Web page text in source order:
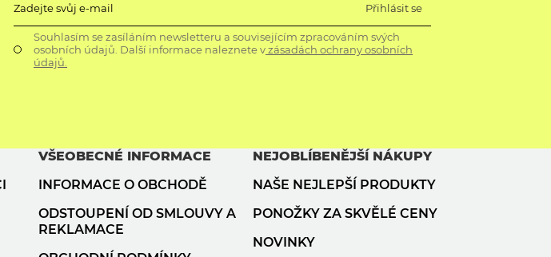
Zadejte svůj e-mail Přihlásit se
Souhlasím se zasíláním newsletteru a souvisejícím zpracováním svých
osobních údajů. Další informace naleznete vzásadách ochrany osobních
údajů.
VŠEOBECNÉ INFORMACE
INFORMACE O OBCHODĚ
ODSTOUPENÍ OD SMLOUVY A
REKLAMACE
NEJOBLÍBENĚJŠÍ NÁKUPY
NAŠE NEJLEPŠÍ PRODUKTY
PONOŽKY ZA SKVĚLÉ CENY
NOVINKY